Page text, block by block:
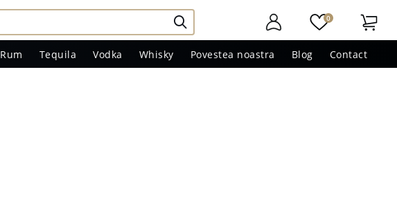
0
Rum Tequila Vodka Whisky Povestea noastra Blog Contact